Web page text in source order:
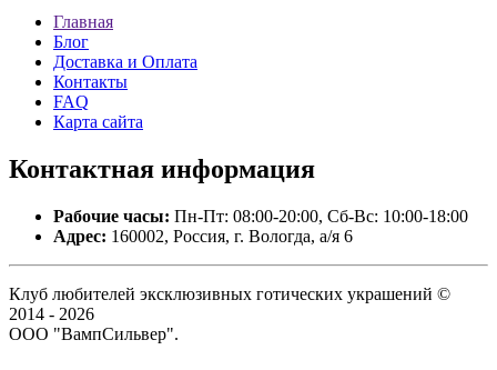
Главная
Блог
Доставка и Оплата
Контакты
FAQ
Карта сайта
Контактная информация
Рабочие часы: Пн-Пт: 08:00-20:00, Сб-Вс: 10:00-18:00
Адрес: 160002, Россия, г. Вологда, а/я 6
Клуб любителей эксклюзивных готических украшений ©
2014 - 2026
ООО "ВампСильвер".